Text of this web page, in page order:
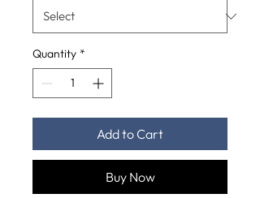
Quantity *
Add to Cart
Buy Now